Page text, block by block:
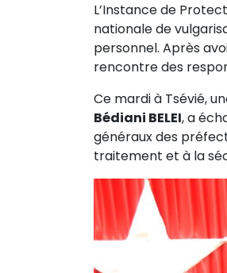
L’Instance de
nationale de
personnel. Après
rencontre des
Ce mardi à Tsévié,
Bédiani BELEI, a
généraux des
traitement et à la